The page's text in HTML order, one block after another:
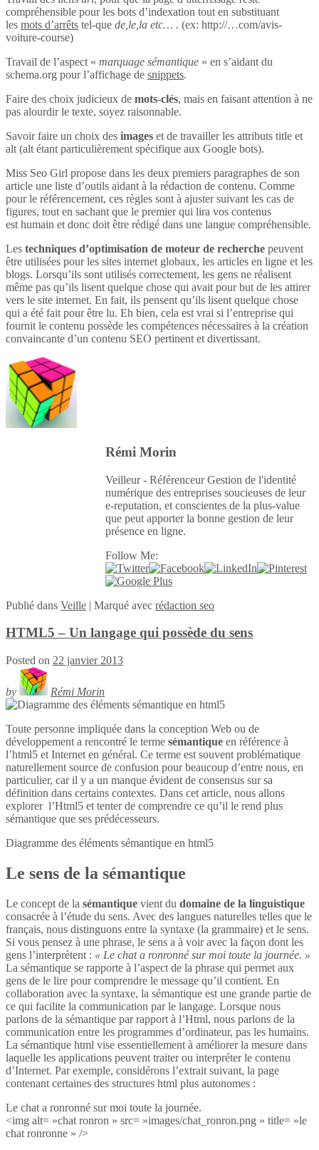
compréhensible pour les bots d’indexation tout en substituant
les mots d’arrêts tel-que de,le,la etc… . (ex: http://…com/avis-
voiture-course)
Travail de l’aspect « marquage sémantique » en s’aidant du
schema.org pour l’affichage de snippets.
Faire des choix judicieux de mots-clés, mais en faisant attention à ne
pas alourdir le texte, soyez raisonnable.
Savoir faire un choix des images et de travailler les attributs title et
alt (alt étant particulièrement spécifique aux Google bots).
Miss Seo Girl propose dans les deux premiers paragraphes de son
article une liste d’outils aidant à la rédaction de contenu. Comme
pour le référencement, ces règles sont à ajuster suivant les cas de
figures, tout en sachant que le premier qui lira vos contenus
est humain et donc doit être rédigé dans une langue compréhensible.
Les techniques d’optimisation de moteur de recherche peuvent
être utilisées pour les sites internet globaux, les articles en ligne et les
blogs. Lorsqu’ils sont utilisés correctement, les gens ne réalisent
même pas qu’ils lisent quelque chose qui avait pour but de les attirer
vers le site internet. En fait, ils pensent qu’ils lisent quelque chose
qui a été fait pour être lu. Eh bien, cela est vrai si l’entreprise qui
fournit le contenu possède les compétences nécessaires à la création
convaincante d’un contenu SEO pertinent et divertissant.
Rémi Morin
Veilleur - Référenceur Gestion de l'identité
numérique des entreprises soucieuses de leur
e-reputation, et conscientes de la plus-value
que peut apporter la bonne gestion de leur
présence en ligne.
Follow Me:
Publié dans Veille | Marqué avec rédaction seo
HTML5 – Un langage qui possède du sens
Posted on 22 janvier 2013
by Rémi Morin
Toute personne impliquée dans la conception Web ou de
développement a rencontré le terme sémantique en référence à
l’html5 et Internet en général. Ce terme est souvent problématique
naturellement source de confusion pour beaucoup d’entre nous, en
particulier, car il y a un manque évident de consensus sur sa
définition dans certains contextes. Dans cet article, nous allons
explorer l’Html5 et tenter de comprendre ce qu’il le rend plus
sémantique que ses prédécesseurs.
Diagramme des éléments sémantique en html5
Le sens de la sémantique
Le concept de la sémantique vient du domaine de la linguistique
consacrée à l’étude du sens. Avec des langues naturelles telles que le
français, nous distinguons entre la syntaxe (la grammaire) et le sens.
Si vous pensez à une phrase, le sens a à voir avec la façon dont les
gens l’interprètent : « Le chat a ronronné sur moi toute la journée. »
La sémantique se rapporte à l’aspect de la phrase qui permet aux
gens de le lire pour comprendre le message qu’il contient. En
collaboration avec la syntaxe, la sémantique est une grande partie de
ce qui facilite la communication par le langage. Lorsque nous
parlons de la sémantique par rapport à l’Html, nous parlons de la
communication entre les programmes d’ordinateur, pas les humains.
La sémantique html vise essentiellement à améliorer la mesure dans
laquelle les applications peuvent traiter ou interpréter le contenu
d’Internet. Par exemple, considérons l’extrait suivant, la page
contenant certaines des structures html plus autonomes :
Le chat a ronronné sur moi toute la journée.
<img alt= »chat ronron » src= »images/chat_ronron.png » title= »le
chat ronronne » />